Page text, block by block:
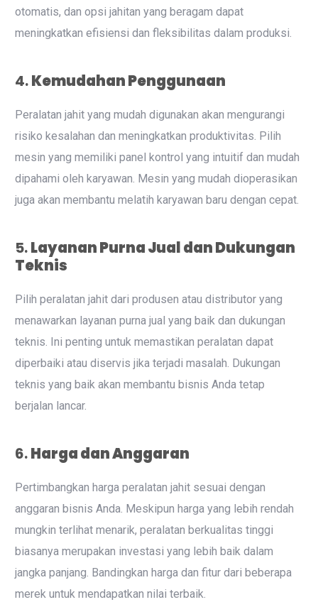
otomatis, dan opsi jahitan yang beragam dapat
meningkatkan efisiensi dan fleksibilitas dalam produksi.
4.Kemudahan Penggunaan
Peralatan jahit yang mudah digunakan akan mengurangi
risiko kesalahan dan meningkatkan produktivitas. Pilih
mesin yang memiliki panel kontrol yang intuitif dan mudah
dipahami oleh karyawan. Mesin yang mudah dioperasikan
juga akan membantu melatih karyawan baru dengan cepat.
5.Layanan Purna Jual dan Dukungan
Teknis
Pilih peralatan jahit dari produsen atau distributor yang
menawarkan layanan purna jual yang baik dan dukungan
teknis. Ini penting untuk memastikan peralatan dapat
diperbaiki atau diservis jika terjadi masalah. Dukungan
teknis yang baik akan membantu bisnis Anda tetap
berjalan lancar.
6.Harga dan Anggaran
Pertimbangkan harga peralatan jahit sesuai dengan
anggaran bisnis Anda. Meskipun harga yang lebih rendah
mungkin terlihat menarik, peralatan berkualitas tinggi
biasanya merupakan investasi yang lebih baik dalam
jangka panjang. Bandingkan harga dan fitur dari beberapa
merek untuk mendapatkan nilai terbaik.